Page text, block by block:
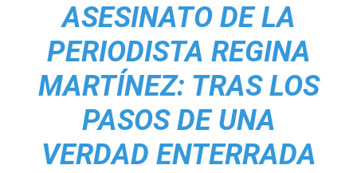
ASESINATO DE LA
PERIODISTA REGINA
MARTÍNEZ: TRAS LOS
PASOS DE UNA
VERDAD ENTERRADA